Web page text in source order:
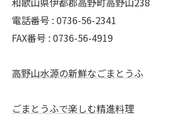
電話番号 : 0736-56-2341
FAX番号 : 0736-56-4919
高野山水源の新鮮なごまとうふ
ごまとうふで楽しむ精進料理